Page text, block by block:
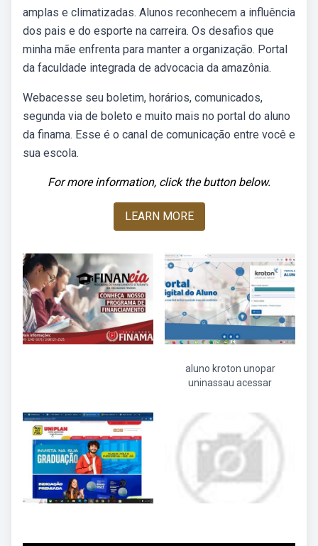
amplas e climatizadas. Alunos reconhecem a influência
dos pais e do esporte na carreira. Os desafios que
minha mãe enfrenta para manter a organização. Portal
da faculdade integrada de advocacia da amazônia.
Webacesse seu boletim, horários, comunicados,
segunda via de boleto e muito mais no portal do aluno
da finama. Esse é o canal de comunicação entre você e
sua escola.
For more information, click the button below.
LEARN MORE
aluno kroton unopar
uninassau acessar